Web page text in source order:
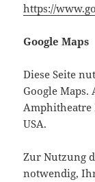
https://
Google Maps
Diese Seite
Google Maps.
Amphitheatre
USA.
Zur Nutzung
notwendig,